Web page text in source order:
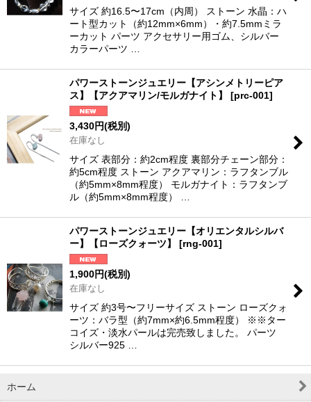
サイズ 約16.5〜17cm（内周） ストーン 水晶：ハ
ート型カット（約12mm×6mm）・約7.5mmミラ
ーカット パーツ アクセサリー用ゴム、シルバー
カラーパーツ …
パワーストーンジュエリー【アシンメトリーピア
ス】【アクアマリン/モルガナイト】
[prc-001]
3,430円(税別)
在庫なし
サイズ 表部分：約2cm程度 裏部分チェーン部分：
約5cm程度 ストーン アクアマリン：ラフタンブル
（約5mm×8mm程度） モルガナイト：ラフタンブ
ル（約5mm×8mm程度） …
パワーストーンジュエリー【オリエンタルシルバ
ー】【ローズクォーツ】
[rng-001]
1,900円(税別)
在庫なし
サイズ 約3号〜フリーサイズ ストーン ローズクォ
ーツ：バラ型（約7mm×約6.5mm程度） ※※ター
コイズ・淡水パールは完売致しました。 パーツ
シルバー925 …
ホーム